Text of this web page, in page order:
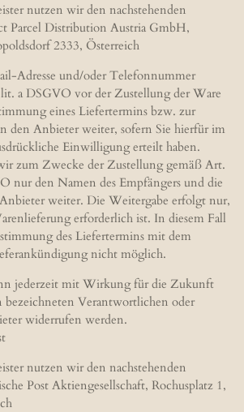
nutzen wir den nachstehenden
Parcel Distribution Austria GmbH,
2333, Österreich
Adresse und/oder Telefonnummer
a DSGVO vor der Zustellung der Ware
eines Liefertermins bzw. zur
den Anbieter weiter, sofern Sie hierfür im
Einwilligung erteilt haben.
zum Zwecke der Zustellung gemäß Art.
nur den Namen des Empfängers und die
Anbieter weiter. Die Weitergabe erfolgt nur,
erforderlich ist. In diesem Fall
des Liefertermins mit dem
nicht möglich.
jederzeit mit Wirkung für die Zukunft
bezeichneten Verantwortlichen oder
widerrufen werden.
nutzen wir den nachstehenden
Post Aktiengesellschaft, Rochusplatz 1,